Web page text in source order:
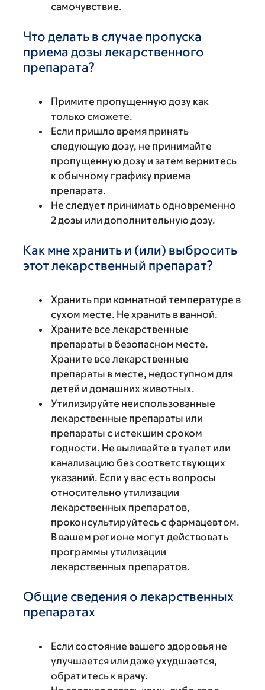
самочувствие.
Что делать в случае пропуска
приема дозы лекарственного
препарата?
Примите пропущенную дозу как
только сможете.
Если пришло время принять
следующую дозу, не принимайте
пропущенную дозу и затем вернитесь
к обычному графику приема
препарата.
Не следует принимать одновременно
2 дозы или дополнительную дозу.
Как мне хранить и (или) выбросить
этот лекарственный препарат?
Хранить при комнатной температуре в
сухом месте. Не хранить в ванной.
Храните все лекарственные
препараты в безопасном месте.
Храните все лекарственные
препараты в месте, недоступном для
детей и домашних животных.
Утилизируйте неиспользованные
лекарственные препараты или
препараты с истекшим сроком
годности. Не выливайте в туалет или
канализацию без соответствующих
указаний. Если у вас есть вопросы
относительно утилизации
лекарственных препаратов,
проконсультируйтесь с фармацевтом.
В вашем регионе могут действовать
программы утилизации
лекарственных препаратов.
Общие сведения о лекарственных
препаратах
Если состояние вашего здоровья не
улучшается или даже ухудшается,
обратитесь к врачу.